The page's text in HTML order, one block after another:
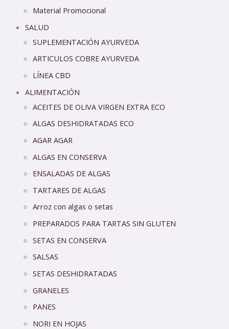
Material Promocional
SALUD
SUPLEMENTACIÓN AYURVEDA
ARTICULOS COBRE AYURVEDA
LÍNEA CBD
ALIMENTACIÓN
ACEITES DE OLIVA VIRGEN EXTRA ECO
ALGAS DESHIDRATADAS ECO
AGAR AGAR
ALGAS EN CONSERVA
ENSALADAS DE ALGAS
TARTARES DE ALGAS
Arroz con algas o setas
PREPARADOS PARA TARTAS SIN GLUTEN
SETAS EN CONSERVA
SALSAS
SETAS DESHIDRATADAS
GRANELES
PANES
NORI EN HOJAS